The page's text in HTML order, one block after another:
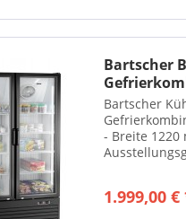
Bartscher
Bartscher
- Breite 1220
1.999,00 €